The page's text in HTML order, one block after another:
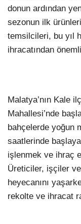
donun ardından
sezonun ilk
temsilcileri, bu yıl
ihracatından
Malatya’nın Kale
Mahallesi’nde
bahçelerde yoğun
saatlerinde
işlenmek ve ihraç
Üreticiler, işçiler
heyecanını
rekolte ve ihracat